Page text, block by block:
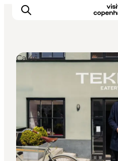
Essen und Trinken
Planen
Cafés